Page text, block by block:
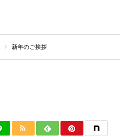
新年のご挨拶